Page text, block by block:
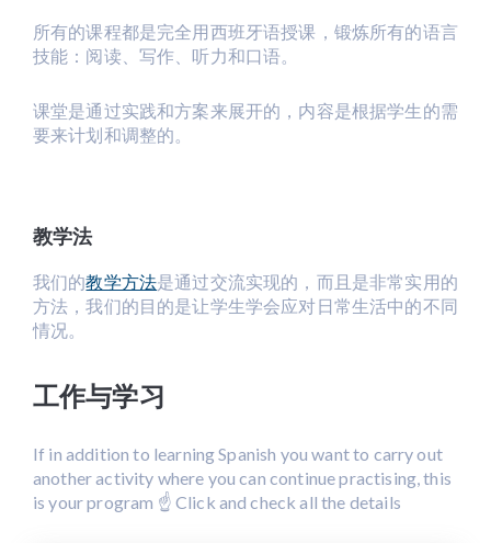
所有的课程都是完全用西班牙语授课，锻炼所有的语言
技能：阅读、写作、听力和口语。
课堂是通过实践和方案来展开的，内容是根据学生的需
要来计划和调整的。
教学法
我们的教学方法是通过交流实现的，而且是非常实用的
方法，我们的目的是让学生学会应对日常生活中的不同
情况。
工作与学习
If in addition to learning Spanish you want to carry out
another activity where you can continue practising, this
is your program ☝ Click and check all the details